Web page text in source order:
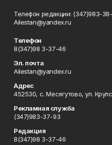
Телефон редакции: (347)983-38-
Ailestan@yandex.ru
Телефон
8(347)98 3-37-46
Эл. почта
Ailestan@yandex.ru
Адрес
452530, с. Месягутово, ул.
Рекламная служба
(347)983-37-93
Редакция
8(347)98 3-37-46